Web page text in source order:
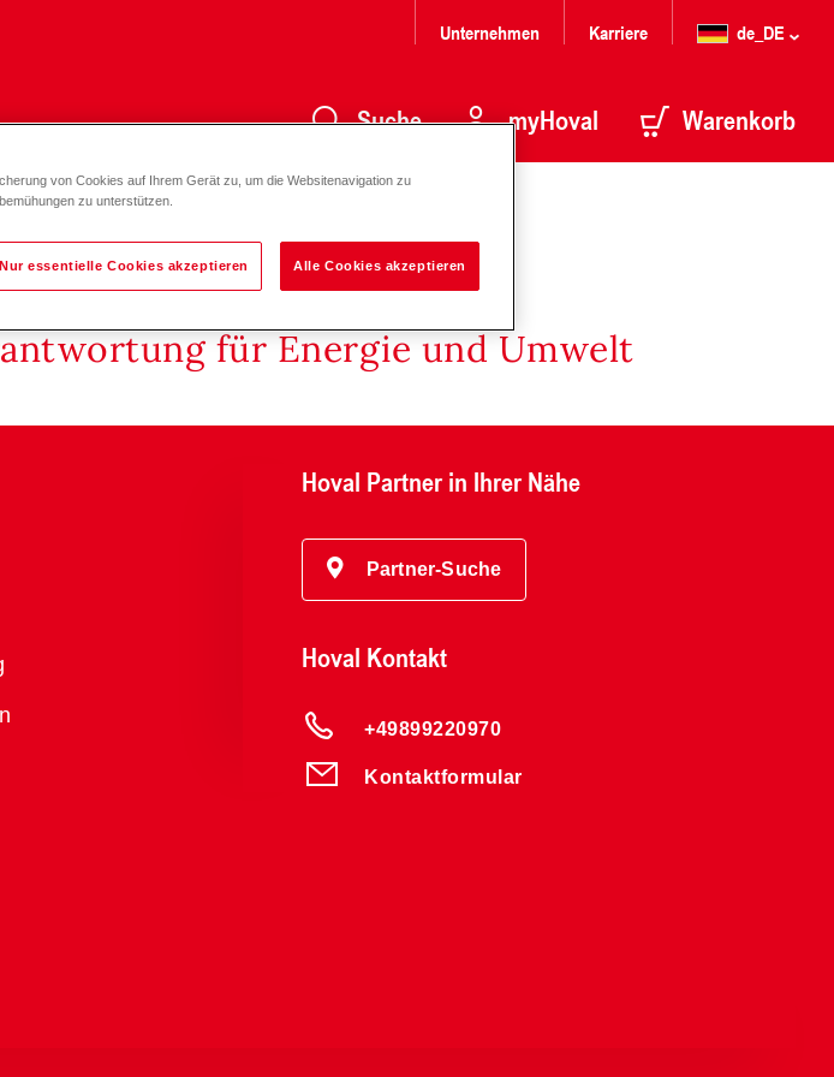
Unternehmen Karriere de_DE
Suche myHoval Warenkorb
für Energie und Umwelt
Hoval Partner in Ihrer Nähe
Partner-Suche
Hoval Kontakt
+49899220970
Kontaktformular
von Cookies auf Ihrem Gerät zu, um die Websitenavigation zu
zu unterstützen.
Nur essentielle Cookies akzeptieren Alle Cookies akzeptieren